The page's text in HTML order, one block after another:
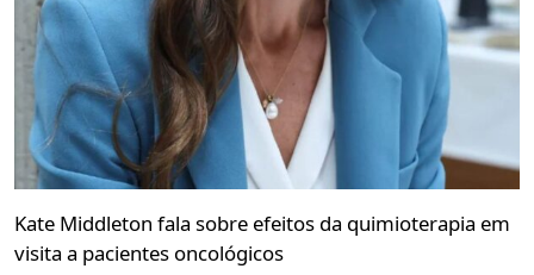
Kate Middleton fala sobre efeitos da quimioterapia em
visita a pacientes oncológicos